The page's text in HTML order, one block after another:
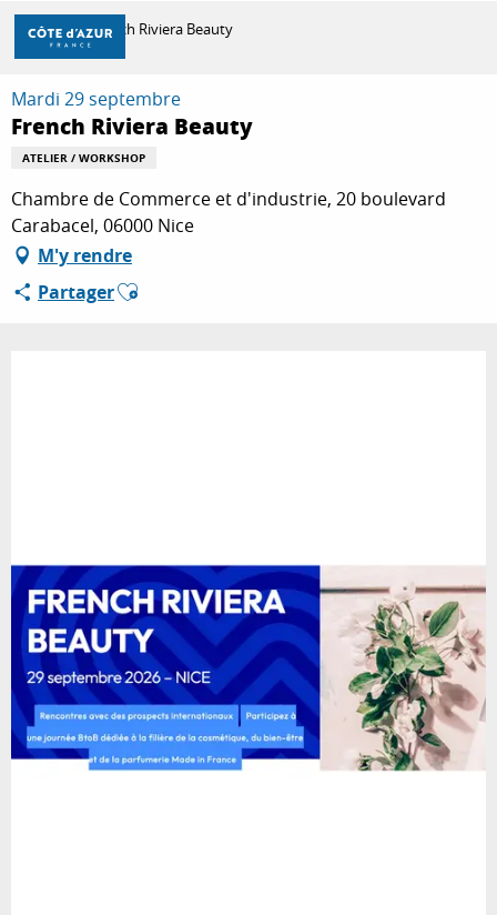
Aller
contenu
principal
DÉCOUVRIR
À FAIRE
SÉJOURNER
Accueil French Riviera Beauty
Mardi 29 septembre
French Riviera Beauty
ATELIER / WORKSHOP
Chambre de Commerce et d'industrie, 20 boulevard
Carabacel, 06000 Nice
M'y rendre
PartagerAjouter aux favoris